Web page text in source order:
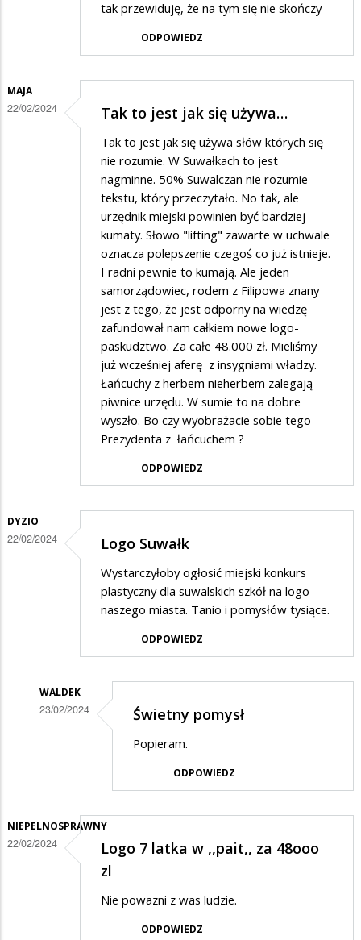
tak przewiduję, że na tym się nie skończy
ODPOWIEDZ
MAJA
22/02/2024 Tak to jest jak się używa…
Tak to jest jak się używa słów których się
nie rozumie. W Suwałkach to jest
nagminne. 50% Suwalczan nie rozumie
tekstu, który przeczytało. No tak, ale
urzędnik miejski powinien być bardziej
kumaty. Słowo "lifting" zawarte w uchwale
oznacza polepszenie czegoś co już istnieje.
I radni pewnie to kumają. Ale jeden
samorządowiec, rodem z Filipowa znany
jest z tego, że jest odporny na wiedzę
zafundował nam całkiem nowe logo-
paskudztwo. Za całe 48.000 zł. Mieliśmy
już wcześniej aferę z insygniami władzy.
Łańcuchy z herbem nieherbem zalegają
piwnice urzędu. W sumie to na dobre
wyszło. Bo czy wyobrażacie sobie tego
Prezydenta z łańcuchem ?
ODPOWIEDZ
DYZIO
22/02/2024 Logo Suwałk
Wystarczyłoby ogłosić miejski konkurs
plastyczny dla suwalskich szkół na logo
naszego miasta. Tanio i pomysłów tysiące.
ODPOWIEDZ
WALDEK
23/02/2024
odpowiedzi
na
Świetny pomysł
Popieram.
ODPOWIEDZ
NIEPELNOSPRAWNY
22/02/2024
Logo 7 latka w ,,pait,, za 48ooo
zl
Nie powazni z was ludzie.
ODPOWIEDZ